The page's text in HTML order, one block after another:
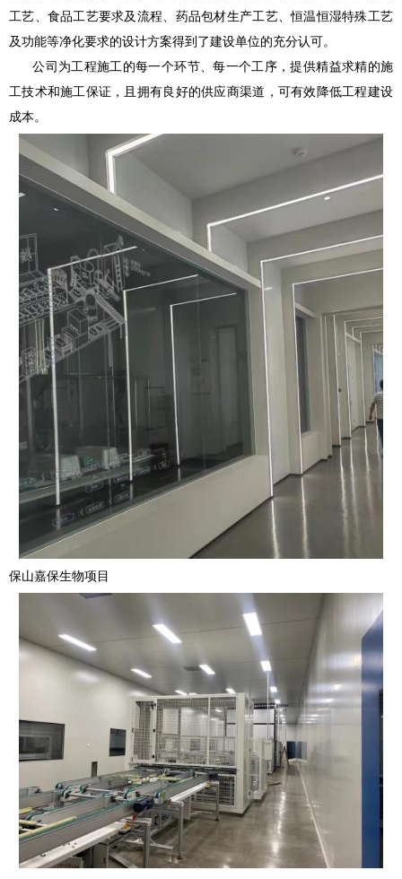
工艺、食品工艺要求及流程、药品包材生产工艺、恒温恒湿特殊工艺
及功能等净化要求的设计方案得到了建设单位的充分认可。
公司为工程施工的每一个环节、每一个工序，提供精益求精的施
工技术和施工保证，且拥有良好的供应商渠道，可有效降低工程建设
成本。
保山嘉保生物项目